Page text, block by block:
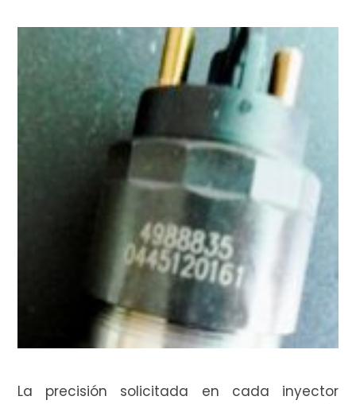
p
La precisión solicitada en cada inyector